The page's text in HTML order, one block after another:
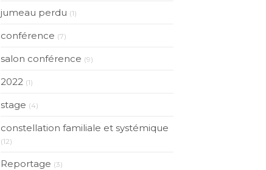
jumeau perdu (1)
conférence (7)
salon conférence (9)
2022 (1)
stage (4)
constellation familiale et systémique
(12)
Reportage (3)